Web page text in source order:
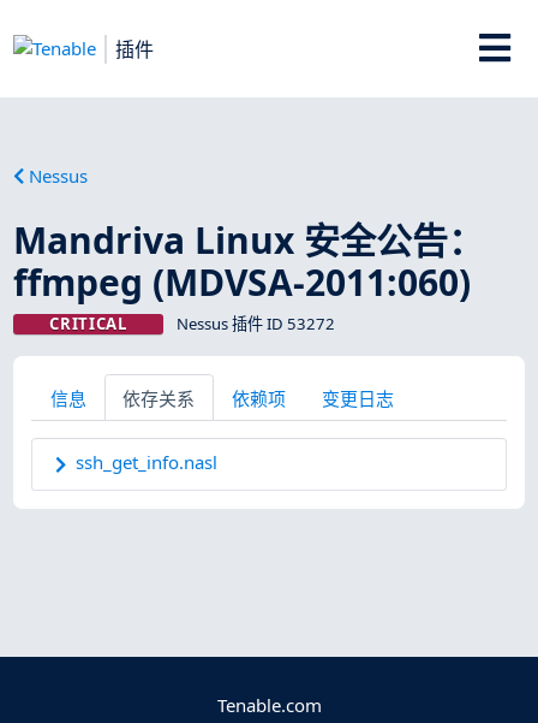
插件
Nessus
Mandriva Linux 安全公告：
ffmpeg (MDVSA-2011:060)
CRITICAL Nessus 插件 ID 53272
信息 依存关系 依赖项 变更日志
ssh_get_info.nasl
Tenable.com